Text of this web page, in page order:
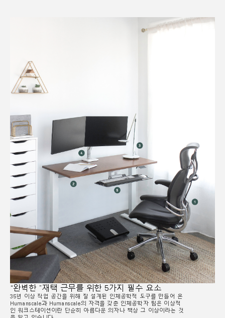
“완벽한 ”재택 근무를 위한 5가지 필수 요소
35년 이상 작업 공간을 위해 잘 설계된 인체공학적 도구를 만들어 온
Humanscale과 Humanscale의 자격을 갖춘 인체공학자 팀은 이상적
인 워크스테이션이란 단순히 아름다운 의자나 책상 그 이상이라는 것